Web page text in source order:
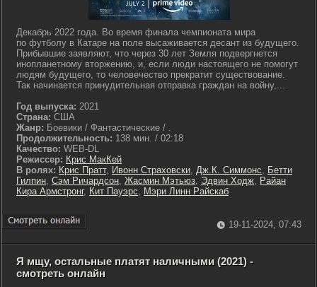
Декабрь 2022 года. Во время финала чемпионата мира
по футболу в Катаре на поле высаживается десант из будущего.
Прибывшие заявляют, что через 30 лет Земля подвергнется
инопланетному вторжению, и, если люди настоящего не помогут
людям будущего, то человечество прекратит существование.
Так начинается принудительная отправка граждан на войну,...
Год выпуска: 2021
Страна: США
Жанр: Боевики / Фантастические / .
Продолжительность: 138 мин. / 02:18
Качество: WEB-DL
Режиссер: Крис МакКей
В ролях: Крис Пратт, Ивонн Страховски, Дж.К. Симмонс, Бетти
Гилпин, Сэм Ричардсон, Жасмин Мэтьюз, Эдвин Ходж, Райан
Кира Армстронг, Кит Пауэрс, Мэри Линн Райскаб
19-11-2024, 07:43
Я мщу, остальные платят наличными (2021) -
смотреть онлайн